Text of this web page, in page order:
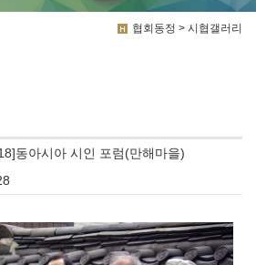
협회동정 > 시협갤러리
동아시아 시인 포럼(만해마을)